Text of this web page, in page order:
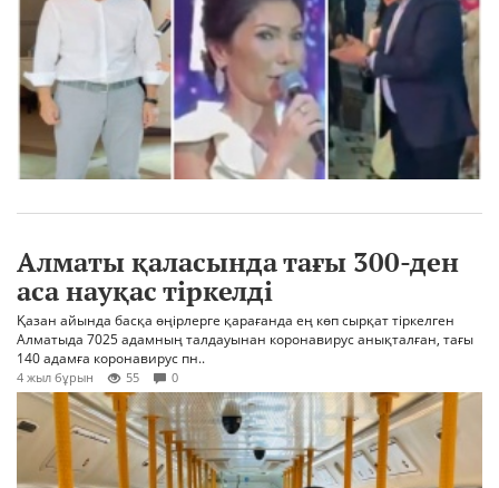
Алматы қаласында тағы 300-ден
аса науқас тіркелді
Қазан айында басқа өңірлерге қарағанда ең көп сырқат тіркелген
Алматыда 7025 адамның талдауынан коронавирус анықталған, тағы
140 адамға коронавирус пн..
4 жыл бұрын 55 0